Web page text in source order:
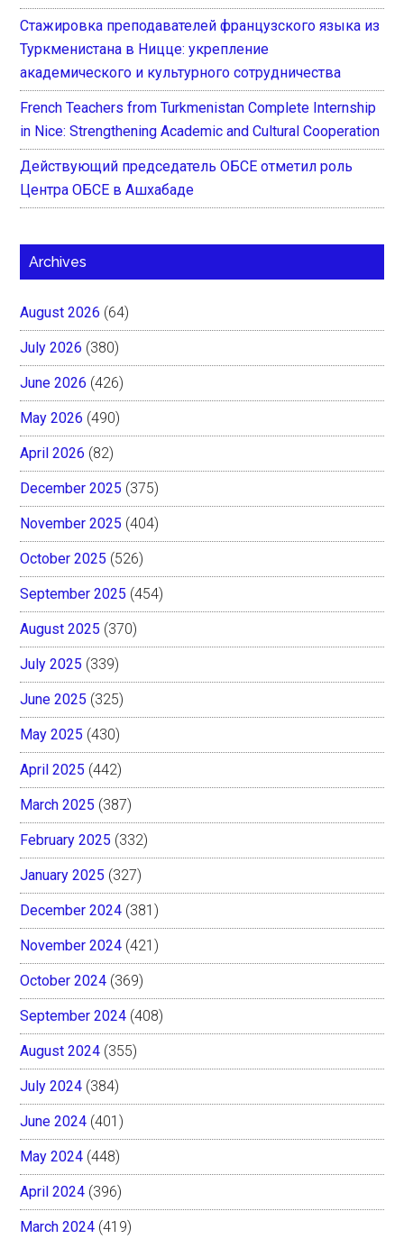
Стажировка преподавателей французского языка из
Туркменистана в Ницце: укрепление
академического и культурного сотрудничества
French Teachers from Turkmenistan Complete Internship
in Nice: Strengthening Academic and Cultural Cooperation
Действующий председатель ОБСЕ отметил роль
Центра ОБСЕ в Ашхабаде
Archives
August 2026 (64)
July 2026 (380)
June 2026 (426)
May 2026 (490)
April 2026 (82)
December 2025 (375)
November 2025 (404)
October 2025 (526)
September 2025 (454)
August 2025 (370)
July 2025 (339)
June 2025 (325)
May 2025 (430)
April 2025 (442)
March 2025 (387)
February 2025 (332)
January 2025 (327)
December 2024 (381)
November 2024 (421)
October 2024 (369)
September 2024 (408)
August 2024 (355)
July 2024 (384)
June 2024 (401)
May 2024 (448)
April 2024 (396)
March 2024 (419)